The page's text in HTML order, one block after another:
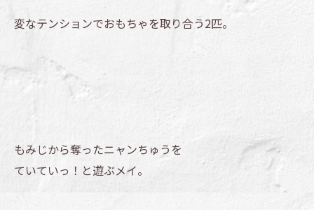
変なテンションでおもちゃを取り合う2匹。
もみじから奪ったニャンちゅうを
ていていっ！と遊ぶメイ。